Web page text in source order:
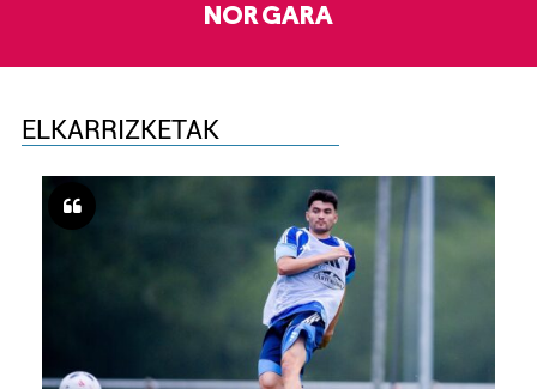
NOR GARA
ELKARRIZKETAK